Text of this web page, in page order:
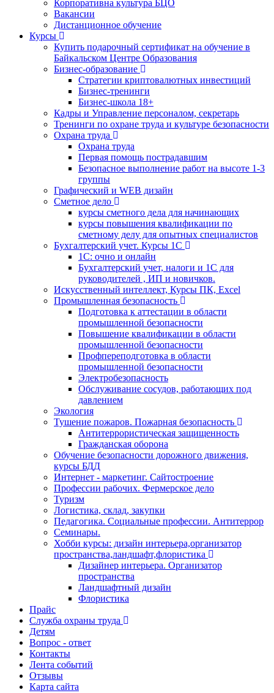
Корпоративна культура БЦО
Вакансии
Дистанционное обучение
Курсы
Купить подарочный сертификат на обучение в
Байкальском Центре Образования
Бизнес-образование
Стратегии криптовалютных инвестиций
Бизнес-тренинги
Бизнес-школа 18+
Кадры и Управление персоналом, секретарь
Тренинги по охране труда и культуре безопасности
Охрана труда
Охрана труда
Первая помощь пострадавшим
Безопасное выполнение работ на высоте 1-3
группы
Графический и WEB дизайн
Сметное дело
курсы сметного дела для начинающих
курсы повышения квалификации по
сметному делу для опытных специалистов
Бухгалтерский учет. Курсы 1С
1С: очно и онлайн
Бухгалтерский учет, налоги и 1С для
руководителей , ИП и новичков.
Искусственный интеллект, Курсы ПК, Excel
Промышленная безопасность
Подготовка к аттестации в области
промышленной безопасности
Повышение квалификации в области
промышленной безопасности
Профпереподготовка в области
промышленной безопасности
Электробезопасность
Обслуживание сосудов, работающих под
давлением
Экология
Тушение пожаров. Пожарная безопасность
Антитеррористическая защищенность
Гражданская оборона
Обучение безопасности дорожного движения,
курсы БДД
Интернет - маркетинг. Сайтостроение
Профессии рабочих. Фермерское дело
Туризм
Логистика, склад, закупки
Педагогика. Социальные профессии. Антитеррор
Семинары.
Хобби курсы: дизайн интерьера,организатор
пространства,ландшафт,флористика
Дизайнер интерьера. Организатор
пространства
Ландшафтный дизайн
Флористика
Прайс
Служба охраны труда
Детям
Вопрос - ответ
Контакты
Лента событий
Отзывы
Карта сайта